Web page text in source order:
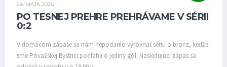
28. MÁJA 2026
PO TESNEJ PREHRE PREHRÁVAME V SÉRII
0:2
V domácom zápase sa nám nepodarilo vyrovnať sériu o bronz, keďže
sme Považskej Bystrici podľahli o jediný gól. Nasledujúci zápas sa